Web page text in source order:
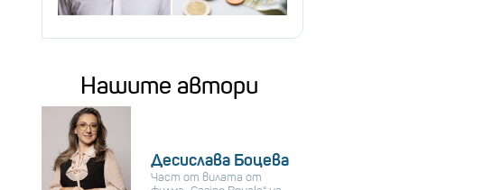
Нашите автори
Десислава Боцева
Част от вилата от